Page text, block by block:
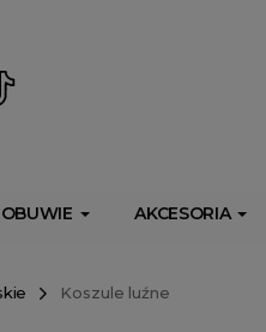
OBUWIE AKCESORIA
Koszule luźne